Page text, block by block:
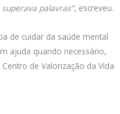
palavras”, escreveu.
de cuidar da saúde mental
ajuda quando necessário,
de Valorização da Vida